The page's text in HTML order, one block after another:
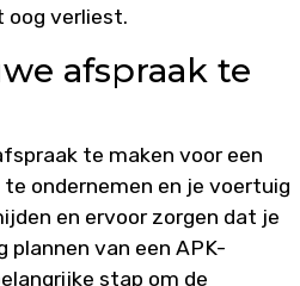
oog verliest.
afspraak te
te maken voor een
ondernemen en je voertuig
en ervoor zorgen dat je
van een APK-
stap om de